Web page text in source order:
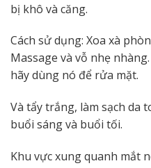
bị khô và căng.
Cách sử dụng: Xoa xà
Massage và vỗ nhẹ
hãy dùng nó để rửa mặt.
Và tẩy trắng, làm sạch da
buổi sáng và buổi tối.
Khu vực xung quanh mắt